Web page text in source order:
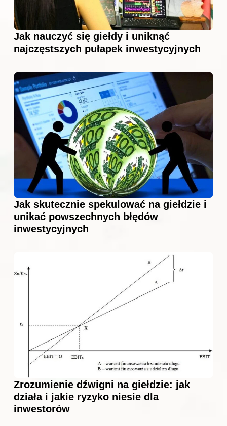
Jak nauczyć się giełdy i uniknąć
najczęstszych pułapek inwestycyjnych
Jak skutecznie spekulować na giełdzie i
unikać powszechnych błędów
inwestycyjnych
Zrozumienie dźwigni na giełdzie: jak
działa i jakie ryzyko niesie dla
inwestorów